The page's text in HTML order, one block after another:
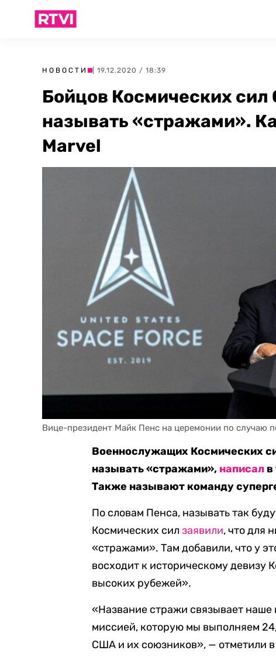
НОВОСТИ | 19.12.2020 / 18:39
Бойцов Космических
называть «стражами».
Marvel
Вице-президент Майк Пенс на церемонии по случаю
Военнослужащих Космических
называть «стражами», написал в
Также называют команду
По словам Пенса, называть так
Космических силзаявили, что для
«стражами». Там добавили, что у
восходит к историческому
высоких рубежей».
«Название cтражи связывает наше
миссией, которую мы выполняем
США и их союзников», — отметили